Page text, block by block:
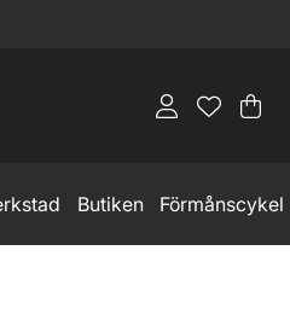
.
Butiken Förmånscykel